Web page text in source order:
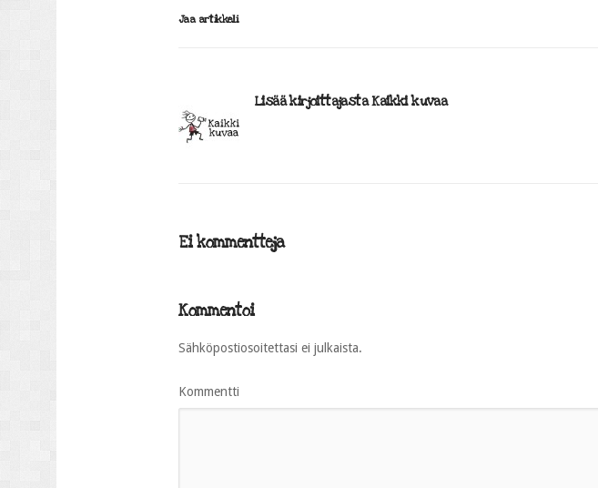
Jaa artikkeli
Lisää kirjoittajasta Kaikki kuvaa
Ei kommentteja
Kommentoi
Sähköpostiosoitettasi ei julkaista.
Kommentti